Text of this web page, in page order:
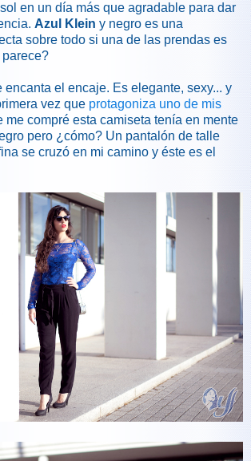
en un día más que agradable para dar
Azul Klein y negro es una
sobre todo si una de las prendas es
encanta el encaje. Es elegante, sexy... y
vez que protagoniza uno de mis
me compré esta camiseta tenía en mente
pero ¿cómo? Un pantalón de talle
se cruzó en mi camino y éste es el